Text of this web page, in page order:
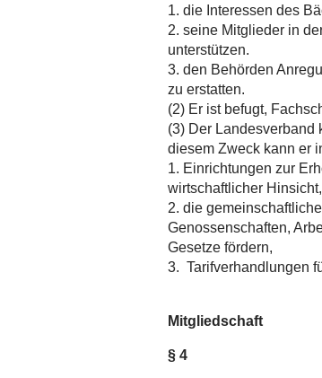
1. die Interessen des
2. seine Mitglieder in
unterstützen.
3. den Behörden
zu erstatten.
(2) Er ist befugt,
(3) Der Landesverband
diesem Zweck kann er
1. Einrichtungen zur
wirtschaftlicher
2. die
Genossenschaften,
Gesetze fördern,
3. Tarifverhandlungen
Mitgliedschaft
§ 4